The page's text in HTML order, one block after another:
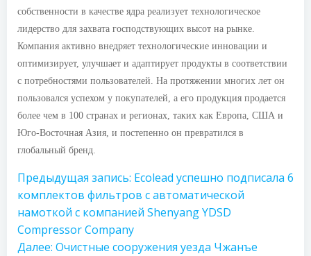
собственности в качестве ядра реализует технологическое
лидерство для захвата господствующих высот на рынке.
Компания активно внедряет технологические инновации и
оптимизирует, улучшает и адаптирует продукты в соответствии
с потребностями пользователей. На протяжении многих лет он
пользовался успехом у покупателей, а его продукция продается
более чем в 100 странах и регионах, таких как Европа, США и
Юго-Восточная Азия, и постепенно он превратился в
глобальный бренд.
Предыдущая запись: Ecolead успешно подписала 6
комплектов фильтров с автоматической
намоткой с компанией Shenyang YDSD
Compressor Company
Далее: Очистные сооружения уезда Чжанъе